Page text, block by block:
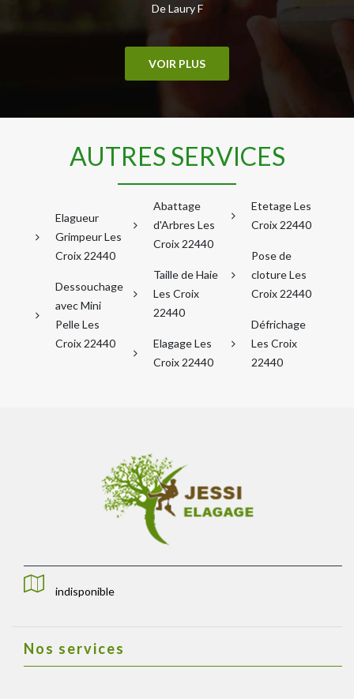
De Laury F
VOIR PLUS
AUTRES SERVICES
Elagueur
Grimpeur Les
Croix 22440
Dessouchage
avec Mini
Pelle Les
Croix 22440
Abattage
d'Arbres Les
Croix 22440
Taille de Haie
Les Croix
22440
Elagage Les
Croix 22440
Etetage Les
Croix 22440
Pose de
cloture Les
Croix 22440
Défrichage
Les Croix
22440
indisponible
Nos services